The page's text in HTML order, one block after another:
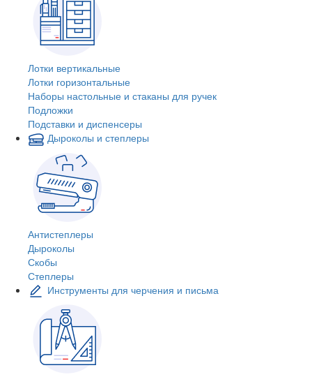
Лотки вертикальные
Лотки горизонтальные
Наборы настольные и стаканы для ручек
Подложки
Подставки и диспенсеры
Дыроколы и степлеры
Антистеплеры
Дыроколы
Скобы
Степлеры
Инструменты для черчения и письма